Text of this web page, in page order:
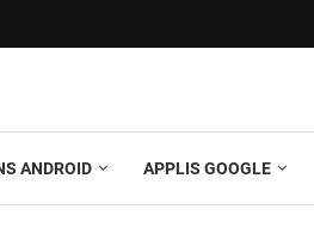
ANDROID APPLIS GOOGLE